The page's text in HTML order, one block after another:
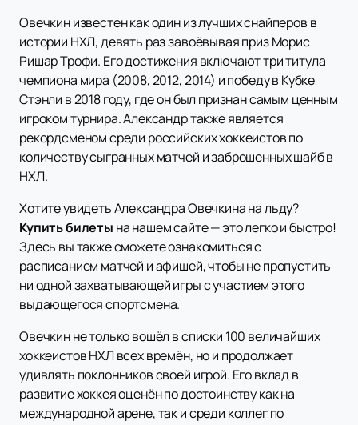
Овечкин известен как один из лучших снайперов в
истории НХЛ, девять раз завоёвывая приз Морис
Ришар Трофи. Его достижения включают три титула
чемпиона мира (2008, 2012, 2014) и победу в Кубке
Стэнли в 2018 году, где он был признан самым ценным
игроком турнира. Александр также является
рекордсменом среди российских хоккеистов по
количеству сыгранных матчей и заброшенных шайб в
НХЛ.
Хотите увидеть Александра Овечкина на льду?
Купить билеты на нашем сайте — это легко и быстро!
Здесь вы также сможете ознакомиться с
расписанием матчей и афишей, чтобы не пропустить
ни одной захватывающей игры с участием этого
выдающегося спортсмена.
Овечкин не только вошёл в списки 100 величайших
хоккеистов НХЛ всех времён, но и продолжает
удивлять поклонников своей игрой. Его вклад в
развитие хоккея оценён по достоинству как на
международной арене, так и среди коллег по